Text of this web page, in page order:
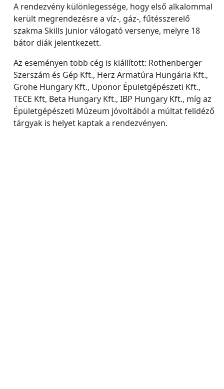
A rendezvény különlegessége, hogy első alkalommal
került megrendezésre a víz-, gáz-, fűtésszerelő
szakma Skills Junior válogató versenye, melyre 18
bátor diák jelentkezett.
Az eseményen több cég is kiállított: Rothenberger
Szerszám és Gép Kft., Herz Armatúra Hungária Kft.,
Grohe Hungary Kft., Uponor Épületgépészeti Kft.,
TECE Kft, Beta Hungary Kft., IBP Hungary Kft., míg az
Épületgépészeti Múzeum jóvoltából a múltat felidéző
tárgyak is helyet kaptak a rendezvényen.